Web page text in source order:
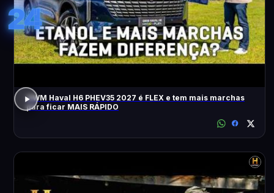
24
GWM Haval H6 PHEV35 2027 é FLEX e tem mais marchas
para ficar MAIS RÁPIDO